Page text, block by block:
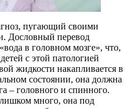
пугающий своими
Дословный перевод
в головном мозге», что,
с этой патологией
жидкости накапливается в
состоянии, она должна
– головного и спинного.
много, она под